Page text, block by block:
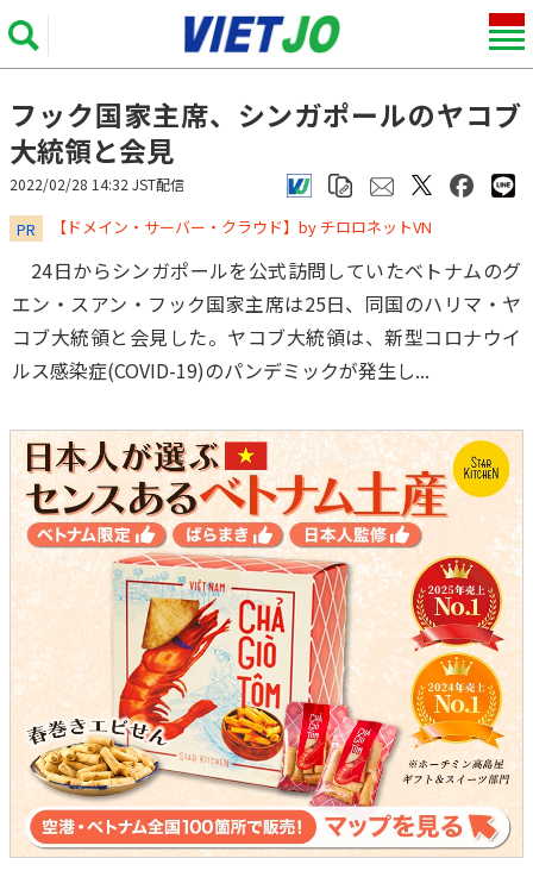
フック国家主席、シンガポールのヤコブ
大統領と会見
2022/02/28 14:32 JST配信
PR ​​​​​​​【ドメイン・サーバー・クラウド】by チロロネットVN
24日からシンガポールを公式訪問していたベトナムのグ
エン・スアン・フック国家主席は25日、同国のハリマ・ヤ
コブ大統領と会見した。ヤコブ大統領は、新型コロナウイ
ルス感染症(COVID-19)のパンデミックが発生し...